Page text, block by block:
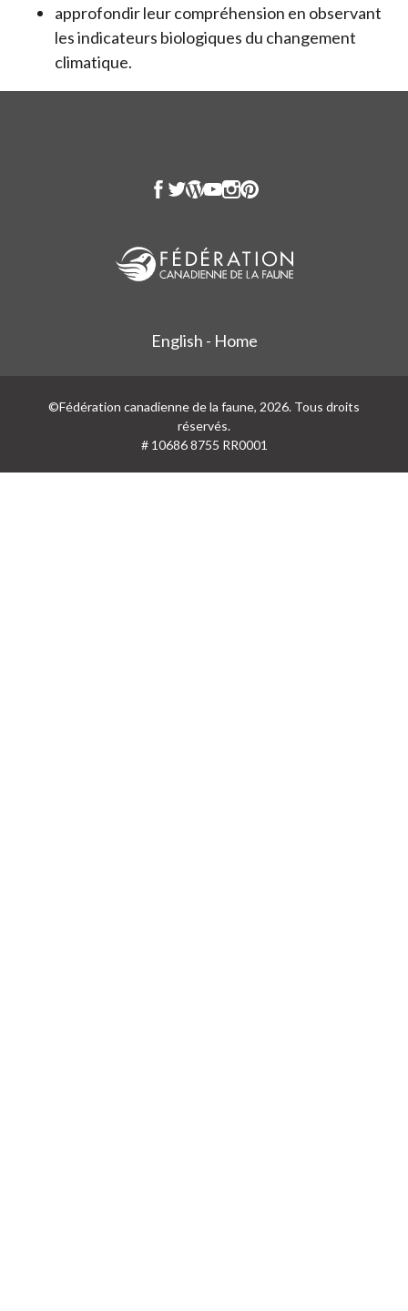
approfondir leur compréhension en observant
les indicateurs biologiques du changement
climatique.
English - Home
©Fédération canadienne de la faune, 2026. Tous droits
réservés.
# 10686 8755 RR0001